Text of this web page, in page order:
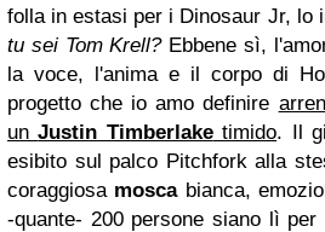
folla in estasi per i Dinosaur Jr, lo
tu sei Tom Krell?Ebbene sì,
la voce, l'anima e il corpo di
progetto che io amo definire
unJustin Timberlaketimido. Il
esibito sul palco Pitchfork alla
coraggiosa moscabianca,
-quante- 200 persone siano lì